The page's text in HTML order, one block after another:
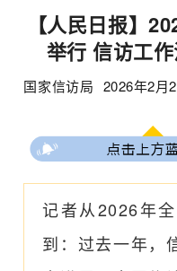
【人民日报】
举行 信访工
国家信访局 2026年2月
记者从2026年
到：过去一年，